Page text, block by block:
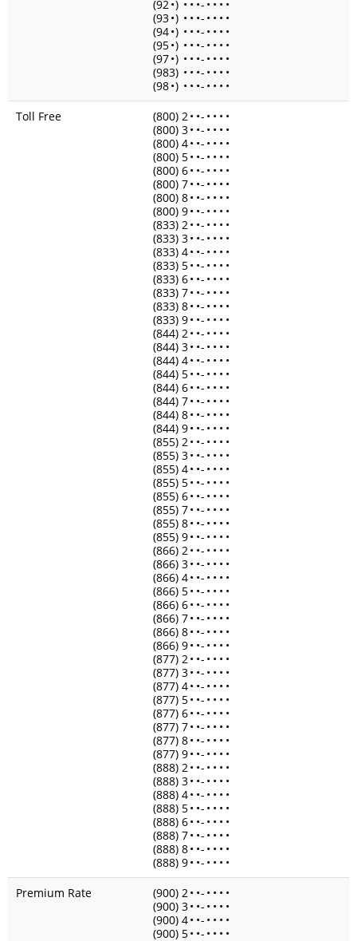
(92•) • • •- • • • •
(93•) • • •- • • • •
(94•) • • •- • • • •
(95•) • • •- • • • •
(97•) • • •- • • • •
(983) • • •- • • • •
(98•) • • •- • • • •
Toll Free
(800) 2• •- • • • •
(800) 3• •- • • • •
(800) 4• •- • • • •
(800) 5• •- • • • •
(800) 6• •- • • • •
(800) 7• •- • • • •
(800) 8• •- • • • •
(800) 9• •- • • • •
(833) 2• •- • • • •
(833) 3• •- • • • •
(833) 4• •- • • • •
(833) 5• •- • • • •
(833) 6• •- • • • •
(833) 7• •- • • • •
(833) 8• •- • • • •
(833) 9• •- • • • •
(844) 2• •- • • • •
(844) 3• •- • • • •
(844) 4• •- • • • •
(844) 5• •- • • • •
(844) 6• •- • • • •
(844) 7• •- • • • •
(844) 8• •- • • • •
(844) 9• •- • • • •
(855) 2• •- • • • •
(855) 3• •- • • • •
(855) 4• •- • • • •
(855) 5• •- • • • •
(855) 6• •- • • • •
(855) 7• •- • • • •
(855) 8• •- • • • •
(855) 9• •- • • • •
(866) 2• •- • • • •
(866) 3• •- • • • •
(866) 4• •- • • • •
(866) 5• •- • • • •
(866) 6• •- • • • •
(866) 7• •- • • • •
(866) 8• •- • • • •
(866) 9• •- • • • •
(877) 2• •- • • • •
(877) 3• •- • • • •
(877) 4• •- • • • •
(877) 5• •- • • • •
(877) 6• •- • • • •
(877) 7• •- • • • •
(877) 8• •- • • • •
(877) 9• •- • • • •
(888) 2• •- • • • •
(888) 3• •- • • • •
(888) 4• •- • • • •
(888) 5• •- • • • •
(888) 6• •- • • • •
(888) 7• •- • • • •
(888) 8• •- • • • •
(888) 9• •- • • • •
Premium Rate
(900) 2• •- • • • •
(900) 3• •- • • • •
(900) 4• •- • • • •
(900) 5• •- • • • •